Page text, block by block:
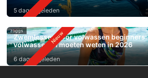
5 dagen geleden
zoggs
Zwemlessen voor volwassen
volwassenen moeten weten in 2026
6 dagen geleden